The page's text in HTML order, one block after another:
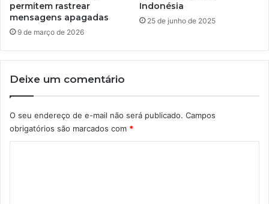
permitem rastrear
mensagens apagadas
9 de março de 2026
Indonésia
25 de junho de 2025
Deixe um comentário
O seu endereço de e-mail não será publicado. Campos
obrigatórios são marcados com *